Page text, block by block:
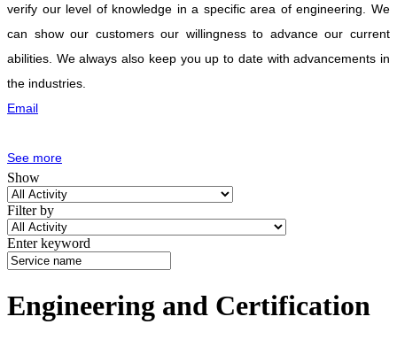
verify our level of knowledge in a specific area of engineering. We
can show our customers our willingness to advance our current
abilities. We always also keep you up to date with advancements in
the industries.
Email
See more
Show
Filter by
Enter keyword
Engineering and Certification